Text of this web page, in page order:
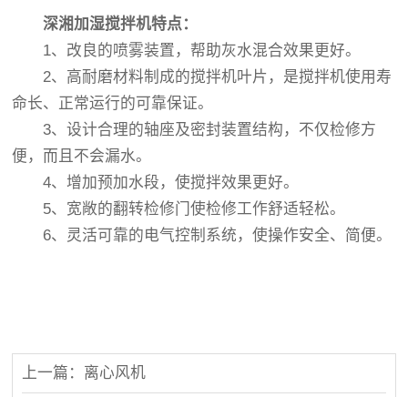
深湘加湿搅拌机特点：
1、改良的喷雾装置，帮助灰水混合效果更好。
2、高耐磨材料制成的搅拌机叶片，是搅拌机使用寿
命长、正常运行的可靠保证。
3、设计合理的轴座及密封装置结构，不仅检修方
便，而且不会漏水。
4、增加预加水段，使搅拌效果更好。
5、宽敞的翻转检修门使检修工作舒适轻松。
6、灵活可靠的电气控制系统，使操作安全、简便。
上一篇：离心风机